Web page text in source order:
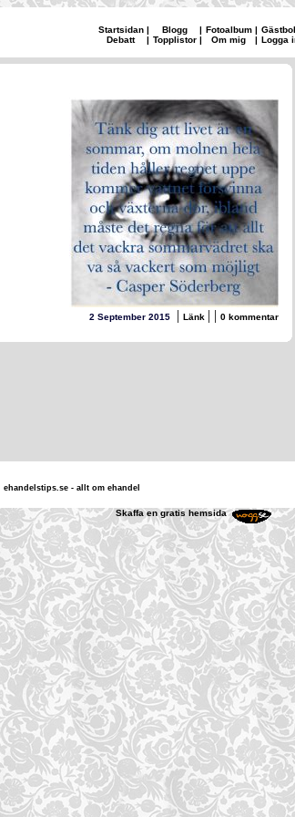
Startsidan | Blogg | Fotoalbum |
Debatt
| Topplistor | Om mig | Logga
2 September 2015 | Länk | | 0 kommentar
ehandelstips.se - allt om ehandel
Skaffa en gratis hemsida